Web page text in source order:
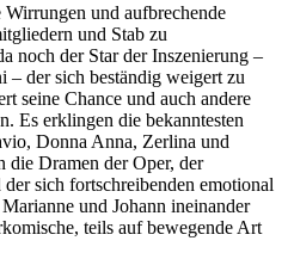
und aufbrechende
und Stab zu
noch der Star der Inszenierung –
– der sich beständig weigert zu
seine Chance und auch andere
Es erklingen die bekanntesten
Donna Anna, Zerlina und
die Dramen der Oper, der
sich fortschreibenden emotional
und Johann ineinander
teils auf bewegende Art